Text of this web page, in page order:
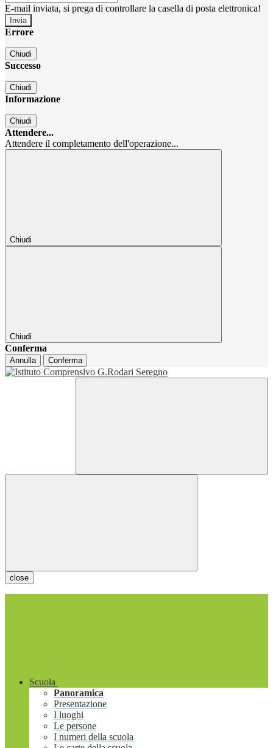
E-mail inviata, si prega di controllare la casella di posta elettronica!
Errore
Chiudi
Successo
Chiudi
Informazione
Chiudi
Attendere...
Attendere il completamento dell'operazione...
Chiudi
Chiudi
Conferma
Annulla Conferma
close
Scuola
Panoramica
Presentazione
I luoghi
Le persone
I numeri della scuola